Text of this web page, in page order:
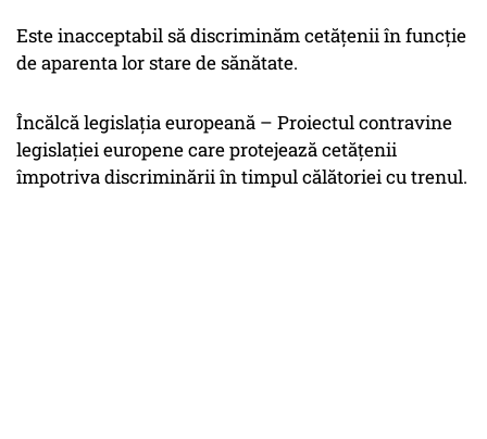
Este inacceptabil să discriminăm cetățenii în funcție
de aparenta lor stare de sănătate.
Încălcă legislația europeană – Proiectul contravine
legislației europene care protejează cetățenii
împotriva discriminării în timpul călătoriei cu trenul.